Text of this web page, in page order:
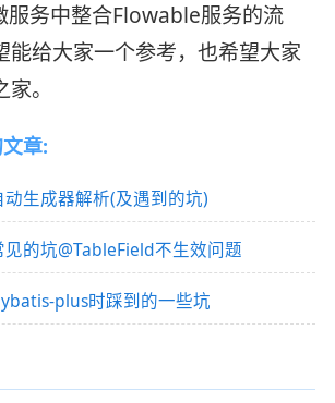
务中整合Flowable服务的流
能给大家一个参考，也希望大家
。
章:
生成器解析(及遇到的坑)
的坑@TableField不生效问题
plus时踩到的一些坑